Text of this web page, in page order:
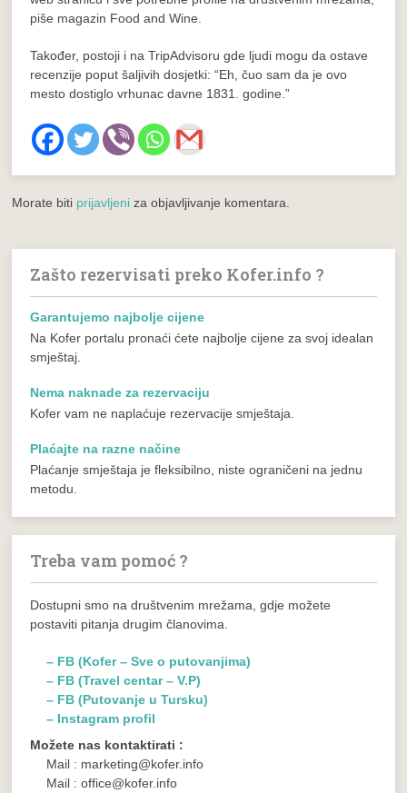
piše magazin Food and Wine.
Također, postoji i na TripAdvisoru gde ljudi mogu da ostave
recenzije poput šaljivih dosjetki: “Eh, čuo sam da je ovo
mesto dostiglo vrhunac davne 1831. godine.”
Morate biti prijavljeni za objavljivanje komentara.
Zašto rezervisati preko Kofer.info ?
Garantujemo najbolje cijene
Na Kofer portalu pronaći ćete najbolje cijene za svoj idealan
smještaj.
Nema naknade za rezervaciju
Kofer vam ne naplaćuje rezervacije smještaja.
Plaćajte na razne načine
Plaćanje smještaja je fleksibilno, niste ograničeni na jednu
metodu.
Treba vam pomoć ?
Dostupni smo na društvenim mrežama, gdje možete
postaviti pitanja drugim članovima.
– FB (Kofer – Sve o putovanjima)
– FB (Travel centar – V.P)
– FB (Putovanje u Tursku)
– Instagram profil
Možete nas kontaktirati :
Mail : marketing@kofer.info
Mail : office@kofer.info